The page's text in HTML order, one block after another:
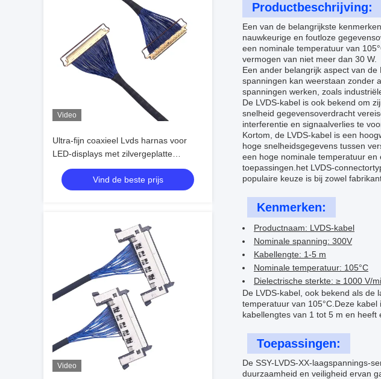
Video
Ultra-fijn coaxieel Lvds harnas voor
LED-displays met zilvergeplatte
vergrendeling, betrouwbare
producenten van draadharnassen
Vind de beste prijs
Video
Productbeschrijving:
Een van de belangrijkste
nauwkeurige en foutloze
een nominale temperatuur van
vermogen van niet meer dan 30 W.
Een ander belangrijk aspect van
spanningen kan weerstaan zonder
spanningen werken, zoals
De LVDS-kabel is ook bekend om
snelheid gegevensoverdracht
interferentie en signaalverlies te
Kortom, de LVDS-kabel is een
hoge snelheidsgegevens tussen
een hoge nominale temperatuur
toepassingen.het LVDS-
populaire keuze is bij zowel
Kenmerken:
Productnaam: LVDS-kabel
Nominale spanning: 300V
Kabellengte: 1-5 m
Nominale temperatuur: 105°C
Dielectrische sterkte: ≥ 1000 V/
De LVDS-kabel, ook bekend als
temperatuur van 105°C.Deze
kabellengtes van 1 tot 5 m en heeft
Toepassingen:
De SSY-LVDS-XX-laagspannings-
duurzaamheid en veiligheid ervan